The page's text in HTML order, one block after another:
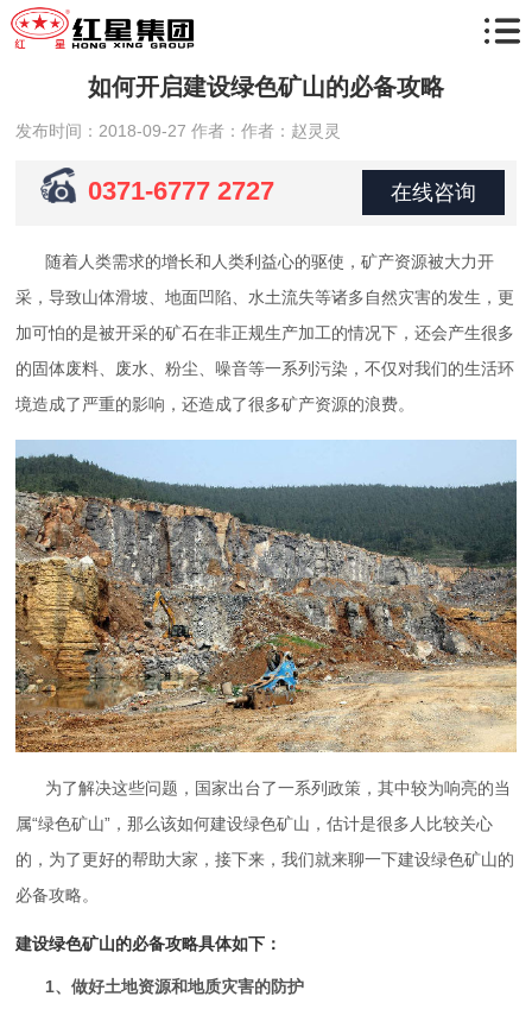
如何开启建设绿色矿山的必备攻略
发布时间：2018-09-27 作者：作者：赵灵灵
0371-6777 2727 在线咨询
随着人类需求的增长和人类利益心的驱使，矿产资源被大力开
采，导致山体滑坡、地面凹陷、水土流失等诸多自然灾害的发生，更
加可怕的是被开采的矿石在非正规生产加工的情况下，还会产生很多
的固体废料、废水、粉尘、噪音等一系列污染，不仅对我们的生活环
境造成了严重的影响，还造成了很多矿产资源的浪费。
为了解决这些问题，国家出台了一系列政策，其中较为响亮的当
属“绿色矿山”，那么该如何建设绿色矿山，估计是很多人比较关心
的，为了更好的帮助大家，接下来，我们就来聊一下建设绿色矿山的
必备攻略。
建设绿色矿山的必备攻略具体如下：
1、做好土地资源和地质灾害的防护